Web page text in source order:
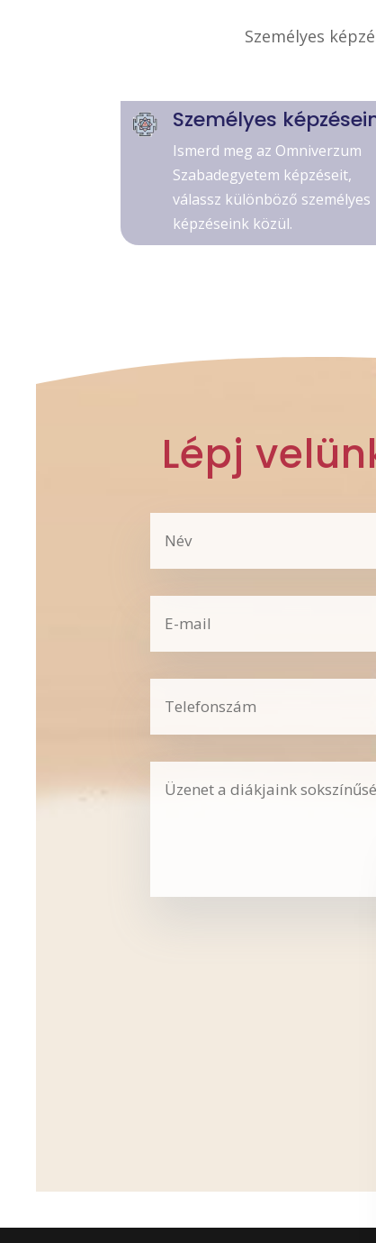
Személyes
Személyes
Ismerd meg az Omniverzum
Szabadegyetem képzéseit,
válassz különböző személyes
képzéseink közül.
Lépj